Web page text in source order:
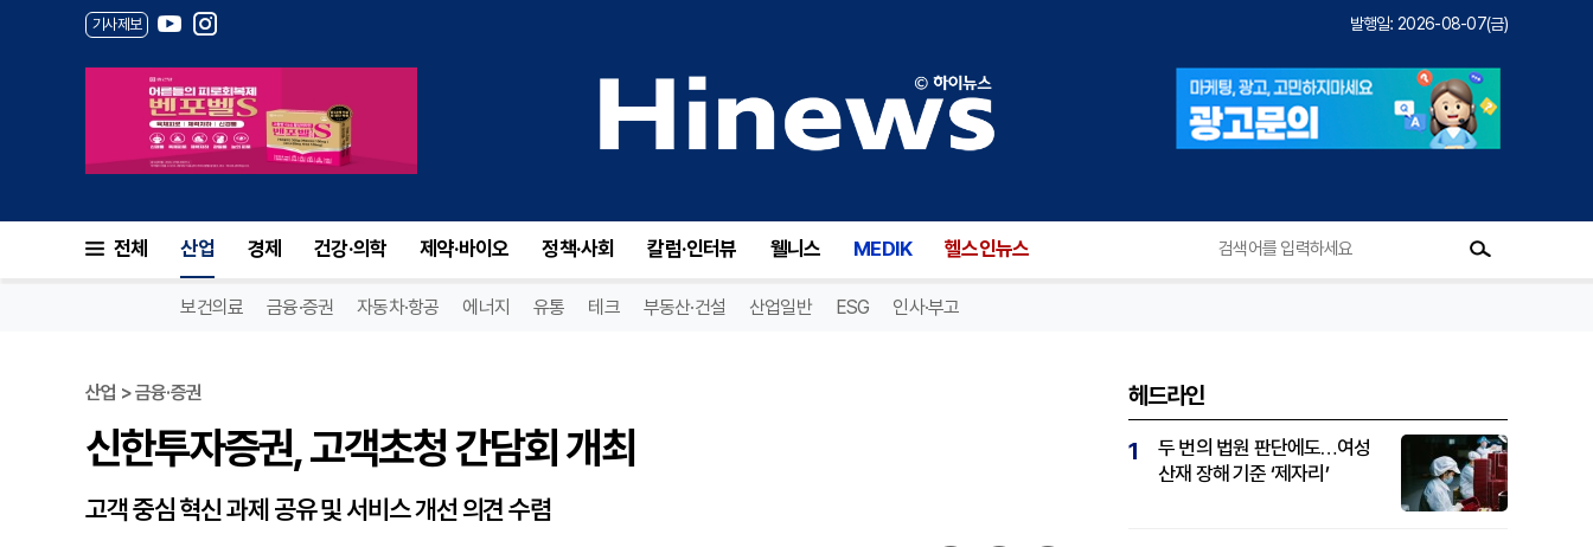
기사제보 발행일: 2026-08-07(금)
전체 산업 경제 건강·의학 제약·바이오 정책·사회 칼럼·인터뷰 웰니스 MEDIK 헬스인뉴스
보건의료 금융·증권 자동차·항공 에너지 유통 테크 부동산·건설 산업일반 ESG 인사·부고
산업 > 금융·증권
신한투자증권, 고객초청 간담회 개최
고객 중심 혁신 과제 공유 및 서비스 개선 의견 수렴
헤드라인
1
두 번의 법원 판단에도…여성
산재 장해 기준 ‘제자리’